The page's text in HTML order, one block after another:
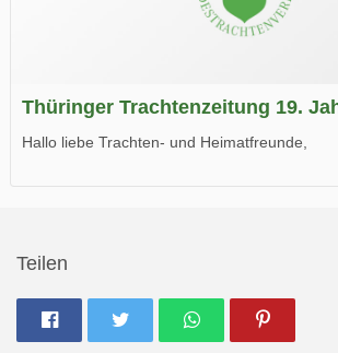
Thüringer Trachtenzeitung 19.
Hallo liebe Trachten- und Heimatfreunde,
Teilen